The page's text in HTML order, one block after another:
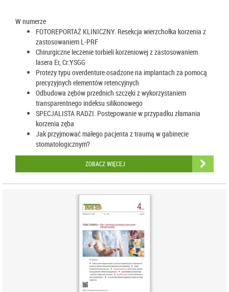
W numerze
FOTOREPORTAŻ KLINICZNY. Resekcja wierzchołka korzenia z
zastosowaniem L-PRF
Chirurgiczne leczenie torbieli korzeniowej z zastosowaniem
lasera Er, Cr:YSGG
Protezy typu overdenture osadzone na implantach za pomocą
precyzyjnych elementów retencyjnych
Odbudowa zębów przednich szczęki z wykorzystaniem
transparentnego indeksu silikonowego
SPECJALISTA RADZI. Postępowanie w przypadku złamania
korzenia zęba
Jak przyjmować małego pacjenta z traumą w gabinecie
stomatologicznym?
ZOBACZ WIĘCEJ